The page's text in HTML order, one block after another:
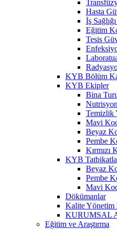
Hasta
İş
Eğitim
Tesis
KYB Bölüm
KYB Ekipler
Bina
Temizlik
Mavi
Beyaz
Pembe
Kırmızı
KYB
Beyaz
Pembe
Mavi
Dökümanlar
Kalite Yönetim
KURUMSAL
Eğitim ve Araştırma